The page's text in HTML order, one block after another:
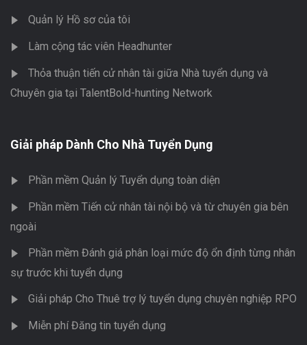
Quản lý Hồ sơ của tôi
Làm cộng tác viên Headhunter
Thỏa thuận tiến cử nhân tài giữa Nhà tuyển dụng và
Chuyên gia tại TalentBold-hunting Network
Giải pháp Dành Cho Nhà Tuyển Dụng
Phần mềm Quản lý Tuyển dụng toàn diện
Phần mềm Tiến cử nhân tài nội bộ và từ chuyên gia bên
ngoài
Phần mềm Đánh giá phân loại mức độ ổn định từng nhân
sự trước khi tuyển dụng
Giải pháp Cho Thuê trợ lý tuyển dụng chuyên nghiệp RPO
Miễn phí Đăng tin tuyển dụng